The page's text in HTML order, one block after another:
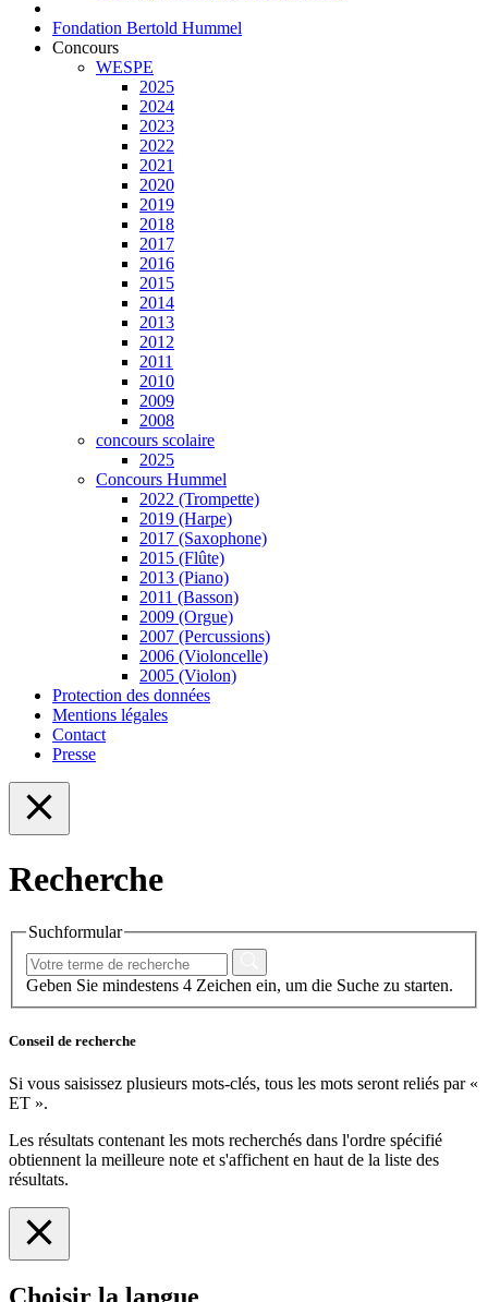
Fondation Bertold Hummel
Concours
WESPE
2025
2024
2023
2022
2021
2020
2019
2018
2017
2016
2015
2014
2013
2012
2011
2010
2009
2008
concours scolaire
2025
Concours Hummel
2022 (Trompette)
2019 (Harpe)
2017 (Saxophone)
2015 (Flûte)
2013 (Piano)
2011 (Basson)
2009 (Orgue)
2007 (Percussions)
2006 (Violoncelle)
2005 (Violon)
Protection des données
Mentions légales
Contact
Presse
Recherche
Suchformular
Geben Sie mindestens 4 Zeichen ein, um die Suche zu starten.
Conseil de recherche
Si vous saisissez plusieurs mots-clés, tous les mots seront reliés par «
ET ».
Les résultats contenant les mots recherchés dans l'ordre spécifié
obtiennent la meilleure note et s'affichent en haut de la liste des
résultats.